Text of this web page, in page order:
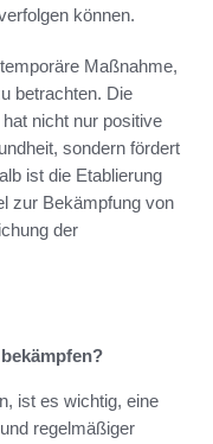
können.
Maßnahme,
betrachten. Die
nicht nur positive
sondern fördert
ist die Etablierung
zur Bekämpfung von
der
ist es wichtig, eine
regelmäßiger